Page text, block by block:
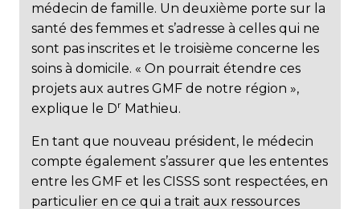
médecin de famille. Un deuxième porte sur la
santé des femmes et s’adresse à celles qui ne
sont pas inscrites et le troisième concerne les
soins à domicile. « On pourrait étendre ces
projets aux autres GMF de notre région »,
explique le Dr Mathieu.
En tant que nouveau président, le médecin
compte également s’assurer que les ententes
entre les GMF et les CISSS sont respectées, en
particulier en ce qui a trait aux ressources